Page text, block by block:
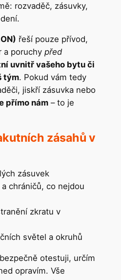
rozvaděč, zásuvky,
řeší pouze přívod,
a poruchy před
uvnitř vašeho bytu či
tým. Pokud vám tedy
jiskří zásuvka nebo
přímo nám– to je
zásahů v
zásuvek
chráničů, co nejdou
zkratu v
světel a okruhů
otestuji, určím
opravím. Vše